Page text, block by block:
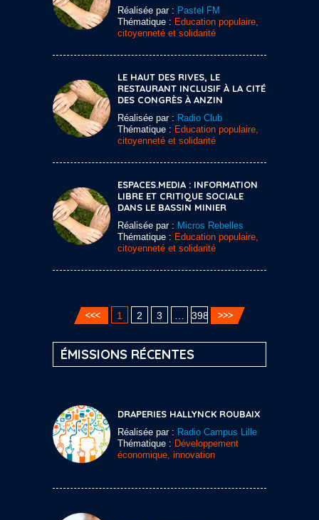
Réalisée par : Pastel FM
Thématique : Education populaire,
citoyenneté et solidarité
LE HAUT DES RIVES, LE
RESTAURANT INCLUSIF À LA CITÉ
DES CONGRÈS À ANZIN
Réalisée par : Radio Club
Thématique : Education populaire,
citoyenneté et solidarité
ESPACES.MEDIA : INFORMATION
LIBRE ET CRITIQUE SOCIALE
DANS LE BASSIN MINIER
Réalisée par : Micros Rebelles
Thématique : Education populaire,
citoyenneté et solidarité
1 2 3 398
ÉMISSIONS RÉCENTES
DRAPERIES HALLYNCK ROUBAIX
Réalisée par : Radio Campus Lille
Thématique : Développement
économique, innovation